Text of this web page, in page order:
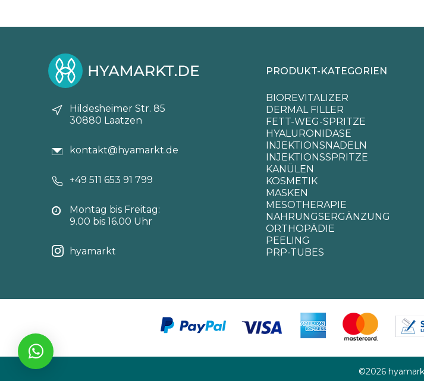
Hildesheimer Str. 85
30880 Laatzen
kontakt@hyamarkt.de
+49 511 653 91 799
Montag bis Freitag:
9.00 bis 16.00 Uhr
hyamarkt
PRODUKT-KATEGORIEN
BIOREVITALIZER
DERMAL FILLER
FETT-WEG-SPRITZE
HYALURONIDASE
INJEKTIONSNADELN
INJEKTIONSSPRITZE
KANÜLEN
KOSMETIK
MASKEN
MESOTHERAPIE
NAHRUNGSERGÄNZUNG
ORTHOPÄDIE
PEELING
PRP-TUBES
©2026